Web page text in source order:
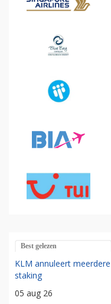
Best gelezen
KLM annuleert
staking
05 aug 26